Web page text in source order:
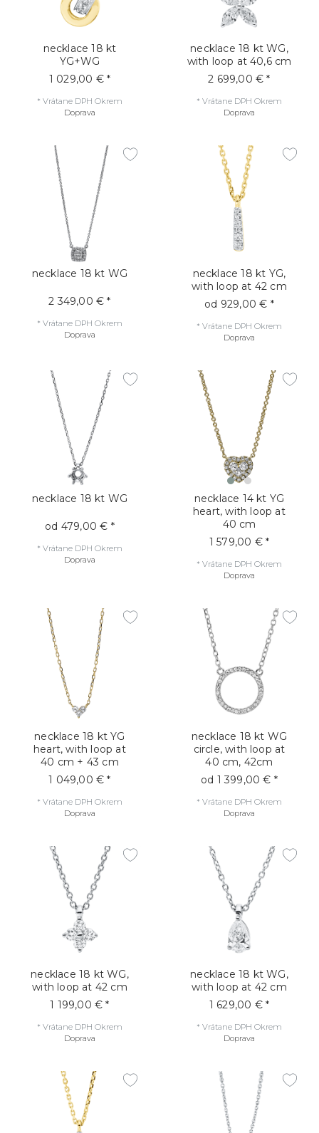
necklace 18 kt
YG+WG
1 029,00 € *
* Vrátane DPH Okrem
Doprava
necklace 18 kt WG,
with loop at 40,6 cm
2 699,00 € *
* Vrátane DPH Okrem
Doprava
necklace 18 kt WG
2 349,00 € *
* Vrátane DPH Okrem
Doprava
necklace 18 kt YG,
with loop at 42 cm
od 929,00 € *
* Vrátane DPH Okrem
Doprava
necklace 18 kt WG
od 479,00 € *
* Vrátane DPH Okrem
Doprava
necklace 14 kt YG
heart, with loop at
40 cm
1 579,00 € *
* Vrátane DPH Okrem
Doprava
necklace 18 kt YG
heart, with loop at
40 cm + 43 cm
1 049,00 € *
* Vrátane DPH Okrem
Doprava
necklace 18 kt WG
circle, with loop at
40 cm, 42cm
od 1 399,00 € *
* Vrátane DPH Okrem
Doprava
necklace 18 kt WG,
with loop at 42 cm
1 199,00 € *
* Vrátane DPH Okrem
Doprava
necklace 18 kt WG,
with loop at 42 cm
1 629,00 € *
* Vrátane DPH Okrem
Doprava